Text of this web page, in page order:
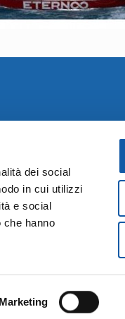
dei social
in cui utilizzi
e social
che hanno
Marketing